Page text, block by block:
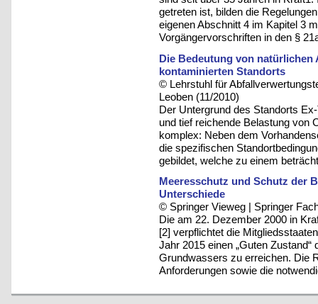
getreten ist, bilden die
eigenen Abschnitt 4 im Kapitel 3
Vorgängervorschriften in den §
Die Bedeutung von
kontaminierten Standorts
© Lehrstuhl für
Leoben (11/2010)
Der Untergrund des Standorts
und tief reichende Belastung von
komplex: Neben dem
die spezifischen
gebildet, welche zu einem
Meeresschutz und Schutz der
Unterschiede
© Springer Vieweg | Springer
Die am 22. Dezember 2000 in
[2] verpflichtet die
Jahr 2015 einen „Guten
Grundwassers zu erreichen. Die
Anforderungen sowie die